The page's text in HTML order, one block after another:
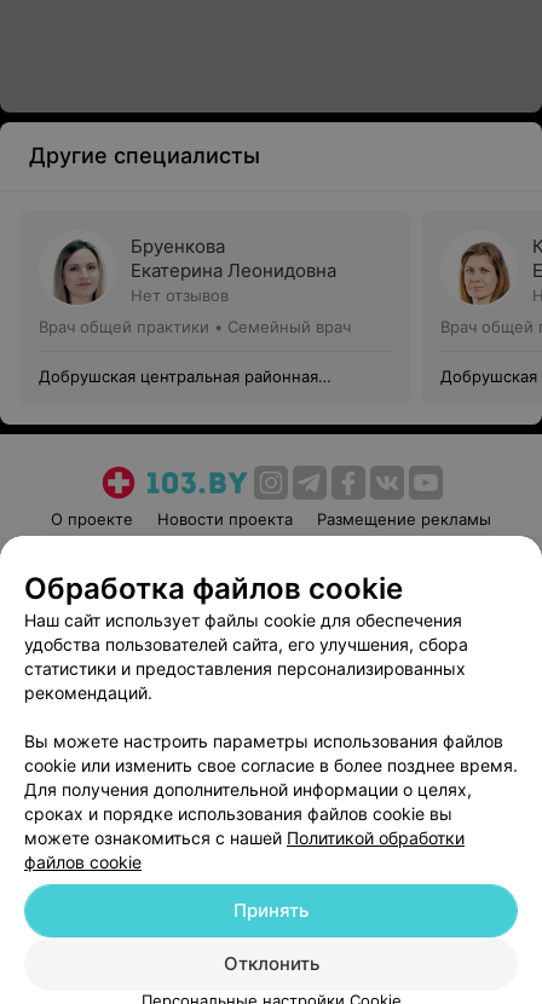
Другие специалисты
Бруенкова
Екатерина Леонидовна
Нет отзывов
Врач общей практики • Семейный врач
Добрушская центральная районная
Врач общей
Добрушская
О проекте Новости проекта
Размещение рекламы
Пользовательское соглашение
Способы оплаты
Вакансии
Партнеры
Написать руководителю 103.by
Обработка персональных данных
© 2026 ООО «Артокс Лаб», УНП 191700409
| 220012, Республика Беларусь,
Служба поддержки +375 291212755
Обработка файлов cookie
Наш сайт использует файлы cookie для обеспечения
удобства пользователей сайта, его улучшения, сбора
статистики и предоставления персонализированных
рекомендаций.
Вы можете настроить параметры использования файлов
cookie или изменить свое согласие в более позднее время.
Для получения дополнительной информации о целях,
сроках и порядке использования файлов cookie вы
можете ознакомиться с нашей Политикой обработки
файлов cookie
Отклонить
Принять